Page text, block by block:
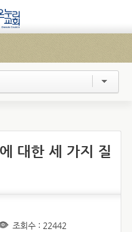
대한 세 가지 질
조회수 : 22442